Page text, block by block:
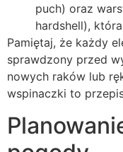
puch) oraz
hardshell),
Pamiętaj, że każdy
sprawdzony przed
nowych raków lub
wspinaczki to